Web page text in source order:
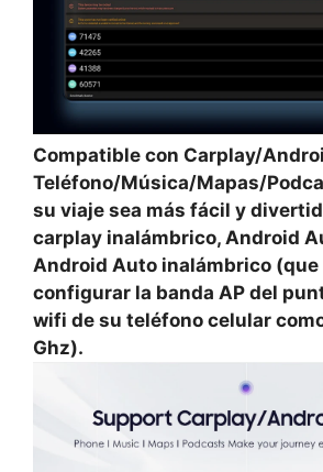
Compatible con Carplay/
Teléfono/Música/Mapas/
su viaje sea más fácil y
carplay inalámbrico, Android
Android Auto inalámbrico
configurar la banda AP del
wifi de su teléfono celular
Ghz).